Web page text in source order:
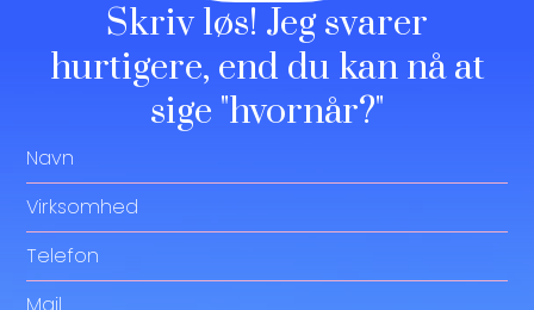
Skriv løs! Jeg svarer
hurtigere, end du kan nå at
sige "hvornår?"
Navn
Virksomhed
Telefon
Mail